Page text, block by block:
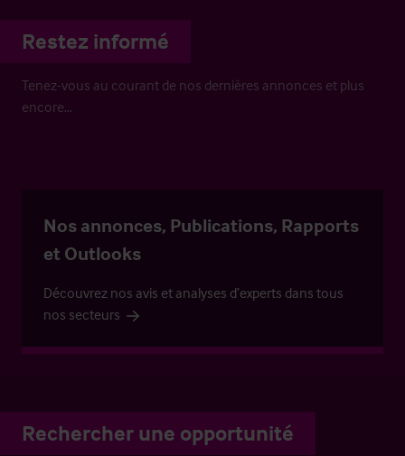
Restez informé
Tenez-vous au courant de nos dernières annonces et plus
encore…
Nos annonces, Publications, Rapports
et Outlooks
Découvrez nos avis et analyses d’experts dans tous
nos secteurs
Rechercher une opportunité